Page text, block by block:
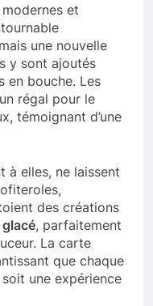
et
une nouvelle
y sont ajoutés
en bouche. Les
régal pour le
témoignant d’une
à elles, ne laissent
des créations
, parfaitement
La carte
que chaque
soit une expérience